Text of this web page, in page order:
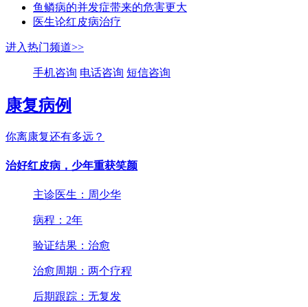
鱼鳞病的并发症带来的危害更大
医生论红皮病治疗
进入热门频道>>
手机咨询 电话咨询 短信咨询
康复病例
你离康复还有多远？
治好红皮病，少年重获笑颜
主诊医生：周少华
病程：2年
验证结果：治愈
治愈周期：两个疗程
后期跟踪：无复发